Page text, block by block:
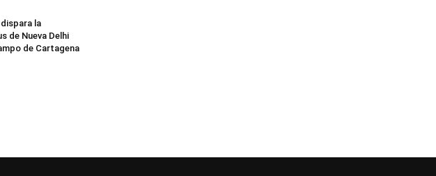
la
de Nueva Delhi
de Cartagena